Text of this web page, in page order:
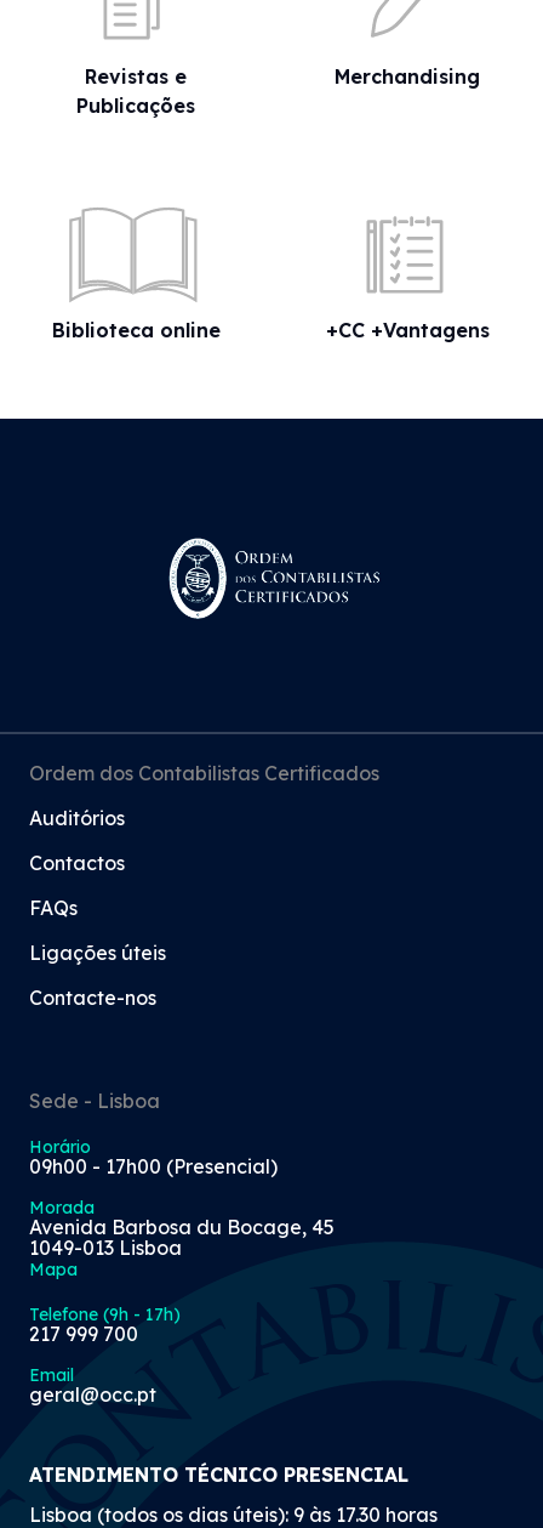
Revistas e
Publicações
Merchandising
Biblioteca online +CC +Vantagens
Ordem dos Contabilistas Certificados
Auditórios
Contactos
FAQs
Ligações úteis
Contacte-nos
Sede - Lisboa
Horário
09h00 - 17h00 (Presencial)
Morada
Avenida Barbosa du Bocage, 45
1049-013 Lisboa
Mapa
Telefone (9h - 17h)
217 999 700
Email
geral@occ.pt
ATENDIMENTO TÉCNICO PRESENCIAL
Lisboa (todos os dias úteis): 9 às 17.30 horas